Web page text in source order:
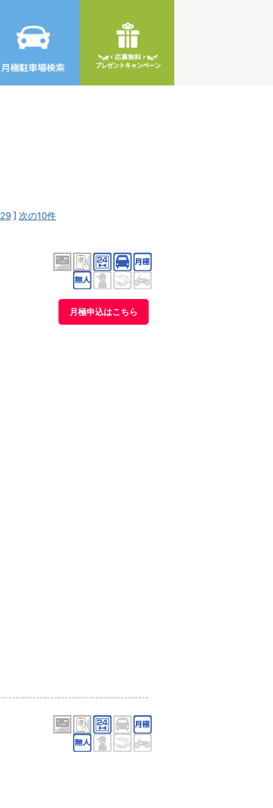
29 ] 次の10件
月極申込はこちら